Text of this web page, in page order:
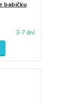
babičku
3-7 dní